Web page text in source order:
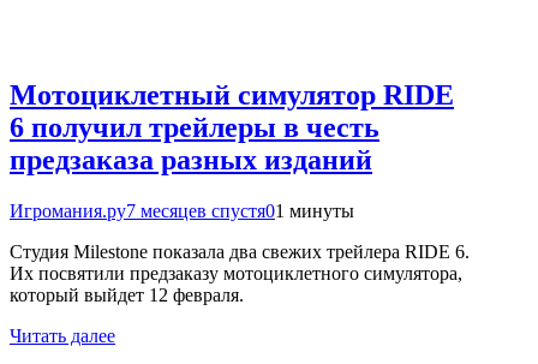
Мотоциклетный симулятор RIDE
6 получил трейлеры в честь
предзаказа разных изданий
Игромания.ру7 месяцев спустя01 минуты
Студия Milestone показала два свежих трейлера RIDE 6.
Их посвятили предзаказу мотоциклетного симулятора,
который выйдет 12 февраля.
Читать далее